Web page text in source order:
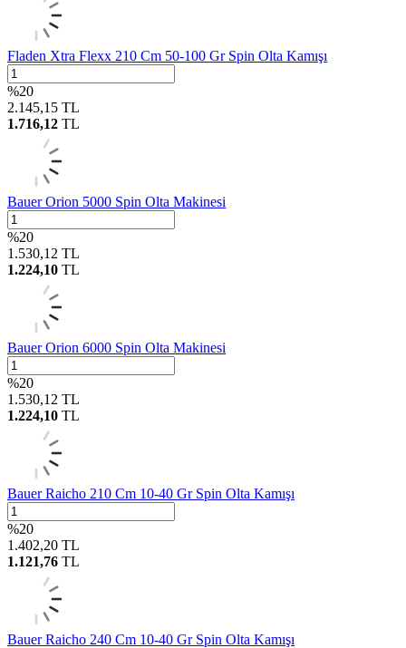
Fladen Xtra Flexx 210 Cm 50-100 Gr Spin Olta Kamışı
%20
2.145,15 TL
1.716,12 TL
Bauer Orion 5000 Spin Olta Makinesi
%20
1.530,12 TL
1.224,10 TL
Bauer Orion 6000 Spin Olta Makinesi
%20
1.530,12 TL
1.224,10 TL
Bauer Raicho 210 Cm 10-40 Gr Spin Olta Kamışı
%20
1.402,20 TL
1.121,76 TL
Bauer Raicho 240 Cm 10-40 Gr Spin Olta Kamışı